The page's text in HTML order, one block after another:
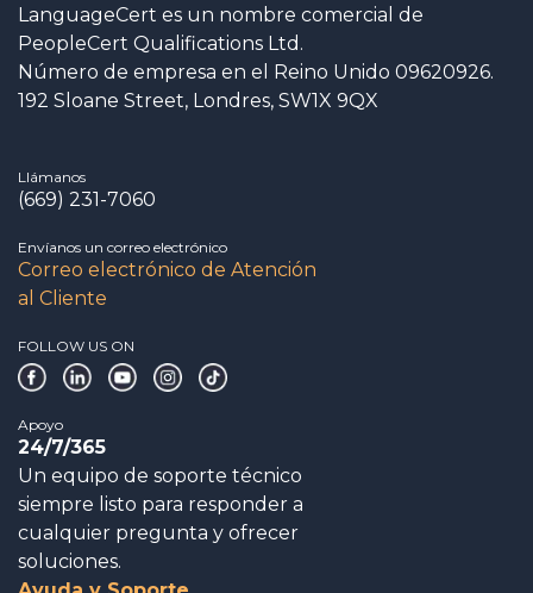
LanguageCert es un nombre comercial de
PeopleCert Qualifications Ltd.
Número de empresa en el Reino Unido 09620926.
192 Sloane Street, Londres, SW1X 9QX
Llámanos
(669) 231-7060
Envíanos un correo electrónico
Correo electrónico de Atención
al Cliente
FOLLOW US ON
Apoyo
24/7/365
Un equipo de soporte técnico
siempre listo para responder a
cualquier pregunta y ofrecer
soluciones.